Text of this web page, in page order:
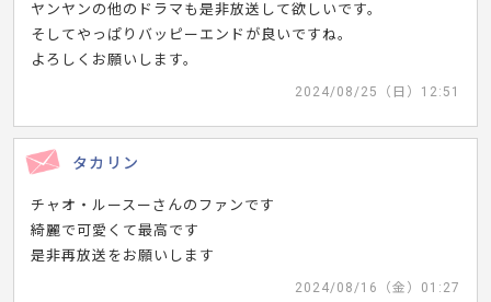
ヤンヤンの他のドラマも是非放送して欲しいです。
そしてやっぱりバッピーエンドが良いですね。
よろしくお願いします。
2024/08/25（日）12:51
タカリン
チャオ・ルースーさんのファンです
綺麗で可愛くて最高です
是非再放送をお願いします
2024/08/16（金）01:27